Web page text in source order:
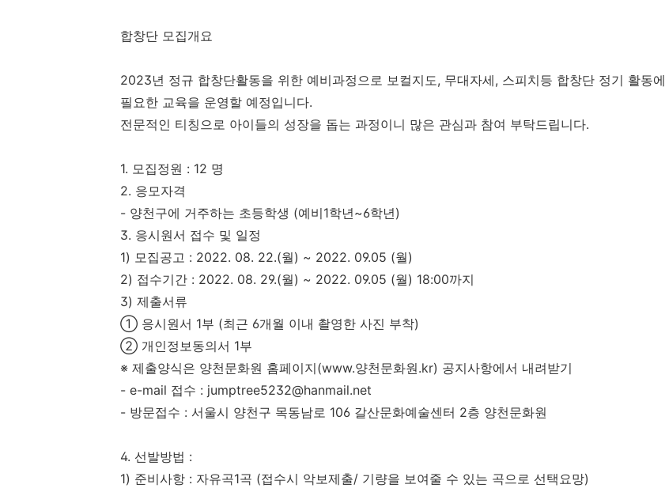
합창단 모집개요
2023년 정규 합창단활동을 위한 예비과정으로 보컬지도, 무대자세, 스피치등 합창단 정기 활동에
필요한 교육을 운영할 예정입니다.
전문적인 티칭으로 아이들의 성장을 돕는 과정이니 많은 관심과 참여 부탁드립니다.
1. 모집정원 : 12 명
2. 응모자격
- 양천구에 거주하는 초등학생 (예비1학년~6학년)
3. 응시원서 접수 및 일정
1) 모집공고 : 2022. 08. 22.(월) ~ 2022. 09.05 (월)
2) 접수기간 : 2022. 08. 29.(월) ~ 2022. 09.05 (월) 18:00까지
3) 제출서류
① 응시원서 1부 (최근 6개월 이내 촬영한 사진 부착)
② 개인정보동의서 1부
※ 제출양식은 양천문화원 홈페이지(www.양천문화원.kr) 공지사항에서 내려받기
- e-mail 접수 : jumptree5232@hanmail.net
- 방문접수 : 서울시 양천구 목동남로 106 갈산문화예술센터 2층 양천문화원
4. 선발방법 :
1) 준비사항 : 자유곡1곡 (접수시 악보제출/ 기량을 보여줄 수 있는 곡으로 선택요망)